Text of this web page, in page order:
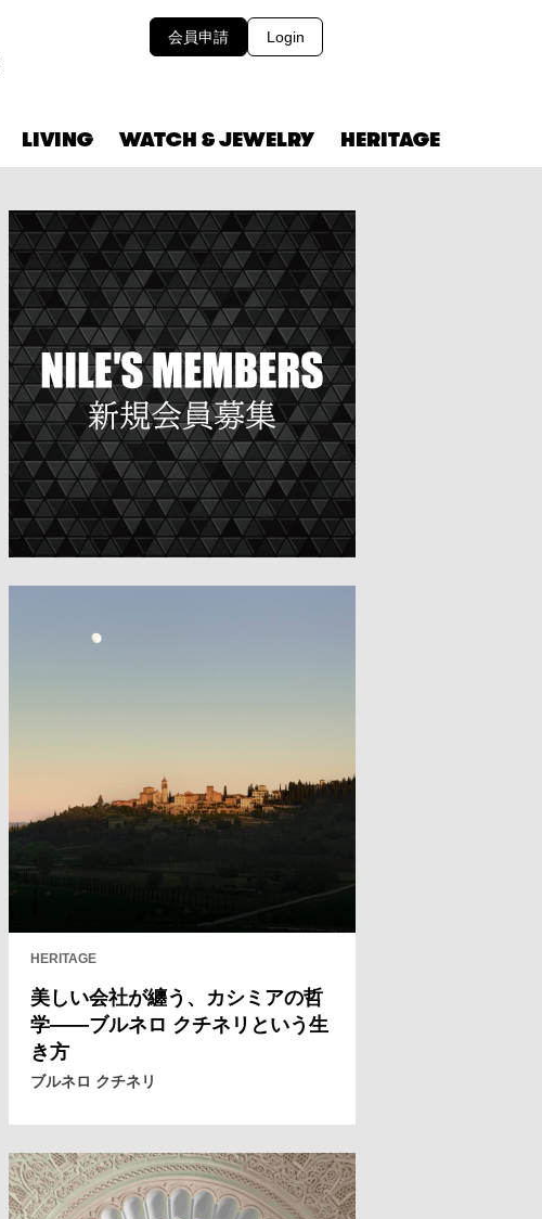
会員申請 Login
LIVING WATCH & JEWELRY HERITAGE
HERITAGE
美しい会社が纏う、カシミアの哲
学——ブルネロ クチネリという生
き方
ブルネロ クチネリ